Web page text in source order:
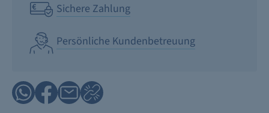
Sichere Zahlung
Persönliche Kundenbetreuung